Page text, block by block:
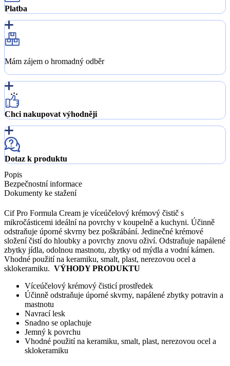
Platba
Mám zájem o hromadný odběr
Chci nakupovat výhodněji
Dotaz k produktu
Popis
Bezpečnostní informace
Dokumenty ke stažení
Cif Pro Formula Cream je víceúčelový krémový čistič s
mikročásticemi ideální na povrchy v koupelně a kuchyni. Účinně
odstraňuje úporné skvrny bez poškrábání. Jedinečné krémové
složení čistí do hloubky a povrchy znovu oživí. Odstraňuje napálené
zbytky jídla, odolnou mastnotu, zbytky od mýdla a vodní kámen.
Vhodné použití na keramiku, smalt, plast, nerezovou ocel a
sklokeramiku. VÝHODY PRODUKTU
Víceúčelový krémový čisticí prostředek
Účinně odstraňuje úporné skvrny, napálené zbytky potravin a
mastnotu
Navrací lesk
Snadno se oplachuje
Jemný k povrchu
Vhodné použití na keramiku, smalt, plast, nerezovou ocel a
sklokeramiku